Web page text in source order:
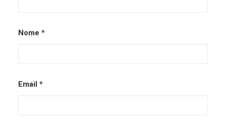
Nome *
Email *